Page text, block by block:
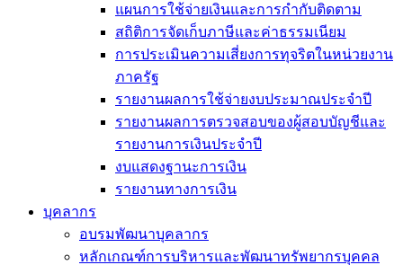
แผนการใช้จ่ายเงินและการกำกับติดตาม
สถิติการจัดเก็บภาษีและค่าธรรมเนียม
การประเมินความเสี่ยงการทุจริตในหน่วยงาน
ภาครัฐ
รายงานผลการใช้จ่ายงบประมาณประจำปี
รายงานผลการตรวจสอบของผู้สอบบัญชีและ
รายงานการเงินประจำปี
งบแสดงฐานะการเงิน
รายงานทางการเงิน
บุคลากร
อบรมพัฒนาบุคลากร
หลักเกณฑ์การบริหารและพัฒนาทรัพยากรบุคคล